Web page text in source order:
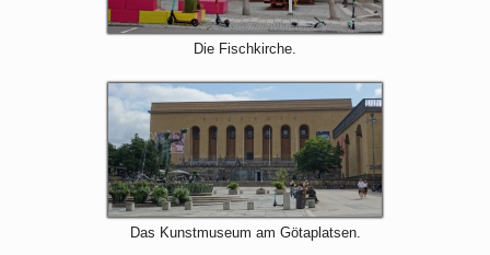
Die Fischkirche.
Das Kunstmuseum am Götaplatsen.